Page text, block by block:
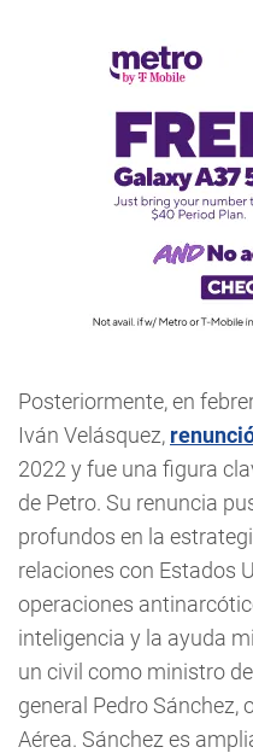
Posteriormente, en
Iván Velásquez,
2022 y fue una figura
de Petro. Su renuncia
profundos en la
relaciones con Estados
operaciones
inteligencia y la ayuda
un civil como ministro
general Pedro Sánchez,
Aérea. Sánchez es